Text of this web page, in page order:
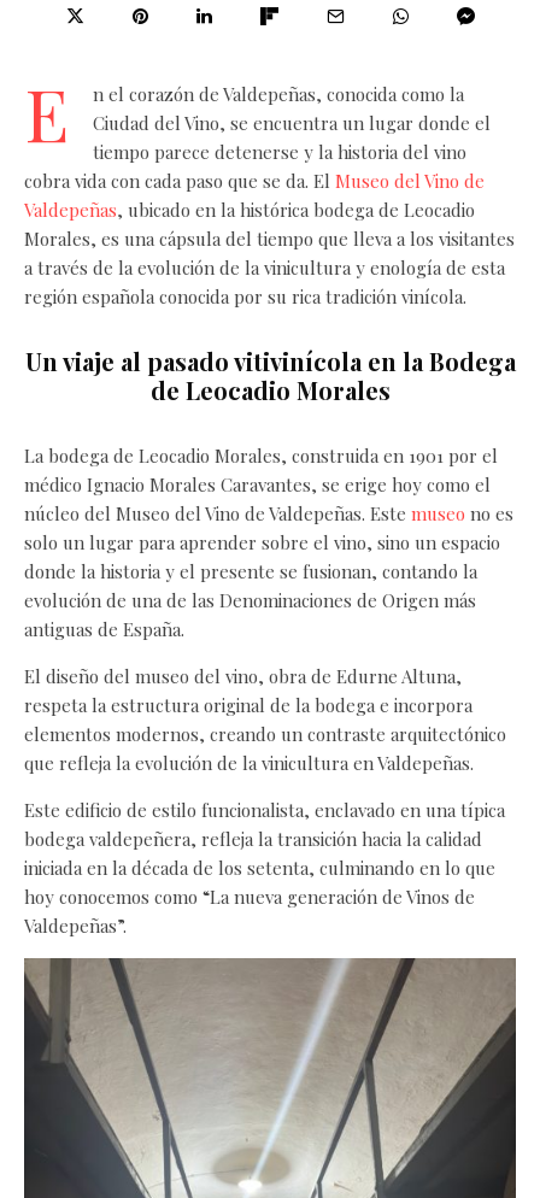
E
n el corazón de Valdepeñas, conocida como la
Ciudad del Vino, se encuentra un lugar donde el
tiempo parece detenerse y la historia del vino
cobra vida con cada paso que se da. El Museo del Vino de
Valdepeñas, ubicado en la histórica bodega de Leocadio
Morales, es una cápsula del tiempo que lleva a los visitantes
a través de la evolución de la vinicultura y enología de esta
región española conocida por su rica tradición vinícola.
Un viaje al pasado vitivinícola en la Bodega
de Leocadio Morales
La bodega de Leocadio Morales, construida en 1901 por el
médico Ignacio Morales Caravantes, se erige hoy como el
núcleo del Museo del Vino de Valdepeñas. Este museo no es
solo un lugar para aprender sobre el vino, sino un espacio
donde la historia y el presente se fusionan, contando la
evolución de una de las Denominaciones de Origen más
antiguas de España.
El diseño del museo del vino, obra de Edurne Altuna,
respeta la estructura original de la bodega e incorpora
elementos modernos, creando un contraste arquitectónico
que refleja la evolución de la vinicultura en Valdepeñas.
Este edificio de estilo funcionalista, enclavado en una típica
bodega valdepeñera, refleja la transición hacia la calidad
iniciada en la década de los setenta, culminando en lo que
hoy conocemos como “La nueva generación de Vinos de
Valdepeñas”.